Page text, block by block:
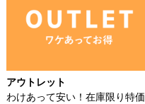
アウトレット
わけあって安い！在庫限り特価